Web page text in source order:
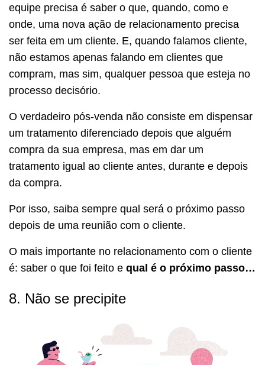
equipe precisa é saber o que, quando, como e
onde, uma nova ação de relacionamento precisa
ser feita em um cliente. E, quando falamos cliente,
não estamos apenas falando em clientes que
compram, mas sim, qualquer pessoa que esteja no
processo decisório.
O verdadeiro pós-venda não consiste em dispensar
um tratamento diferenciado depois que alguém
compra da sua empresa, mas em dar um
tratamento igual ao cliente antes, durante e depois
da compra.
Por isso, saiba sempre qual será o próximo passo
depois de uma reunião com o cliente.
O mais importante no relacionamento com o cliente
é: saber o que foi feito e qual é o próximo passo…
8. Não se precipite